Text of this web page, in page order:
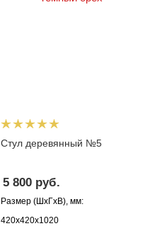
Стул деревянный №5
5 800 руб.
Размер (ШхГхВ), мм:
420х420х1020